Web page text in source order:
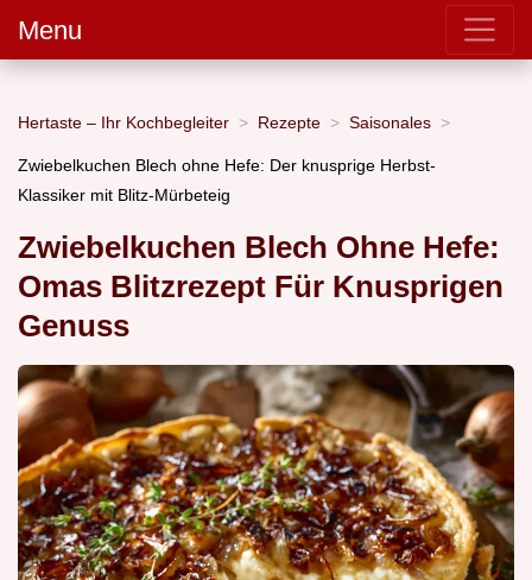
Menu
Hertaste – Ihr Kochbegleiter Rezepte Saisonales
Zwiebelkuchen Blech ohne Hefe: Der knusprige Herbst-
Klassiker mit Blitz-Mürbeteig
Zwiebelkuchen Blech Ohne Hefe:
Omas Blitzrezept Für Knusprigen
Genuss